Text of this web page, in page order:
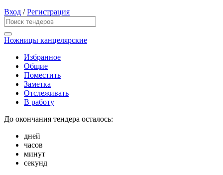
Вход /Регистрация
Ножницы канцелярские
Избранное
Общие
Поместить
Заметка
Отслеживать
В работу
До окончания тендера осталось:
дней
часов
минут
секунд